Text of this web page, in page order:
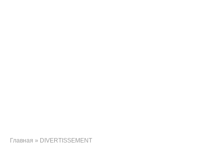
Главная » DIVERTISSEMENT